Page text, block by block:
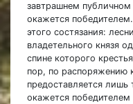
завтрашнем публичном
окажется
этого состязания:
владетельного князя
спине которого
пор, по распоряжению
предоставляется лишь
окажется победителем